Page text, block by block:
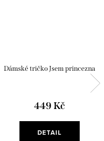
Dámské tričko Jsem princezna
449 Kč
DETAIL